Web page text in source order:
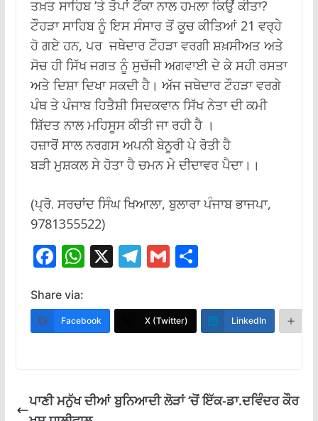
ਤਖ਼ਤ ਸਾਹਿਬ ’ਤੇ ਤੋਪਾਂ ਟੈਂਕਾ ਨਾਲ ਹਮਲਾ ਕਿਉਂ ਕੀਤਾ?
ਟੌਹੜਾ ਸਾਹਿਬ ਨੂੰ ਇਸ ਸੰਸਾਰ ਤੋਂ ਕੂਚ ਕੀਤਿਆਂ 21 ਵਰ੍ਹੇ
ਹੋ ਗਏ ਹਨ, ਪਰ ਜਥੇਦਾਰ ਟੌਹੜਾ ਵਰਗੀ ਸ਼ਖ਼ਸੀਅਤ ਅਤੇ
ਸੋਚ ਹੀ ਸਿੱਖ ਜਗਤ ਨੂੰ ਸੁਚੱਜੀ ਅਗਵਾਈ ਦੇ ਕੇ ਸਹੀ ਰਸਤਾ
ਅਤੇ ਦਿਸ਼ਾ ਦਿਖਾ ਸਕਦੀ ਹੈ। ਅੱਜ ਜਥੇਦਾਰ ਟੌਹੜਾ ਵਰਗੇ
ਪੰਥ ਤੇ ਪੰਜਾਬ ਹਿਤੈਸ਼ੀ ਸਿਦਕਵਾਨ ਸਿੱਖ ਨੇਤਾ ਦੀ ਕਮੀ
ਸ਼ਿੱਦਤ ਨਾਲ ਮਹਿਸੂਸ ਕੀਤੀ ਜਾ ਰਹੀ ਹੈ ।
ਹਜ਼ਾਰੋਂ ਸਾਲ ਨਰਗਸ ਅਪਨੀ ਬੇਨੂਰੀ ਪੇ ਰੋਤੀ ਹੈ
ਬੜੀ ਮੁਸ਼ਕਲ ਸੇ ਹੋਤਾ ਹੈ ਚਮਨ ਮੇ ਦੀਦਾਵਰ ਪੈਦਾ।।
(ਪ੍ਰੋ. ਸਰਚਾਂਦ ਸਿੰਘ ਖਿਆਲਾ, ਬੁਲਾਰਾ ਪੰਜਾਬ ਭਾਜਪਾ,
9781355522)
F
e
b
k
W
at
s
p
X T
e
gr
G
ai
l
S
ar
e
Share via:
Facebook X (Twitter) LinkedIn
ਪਾਣੀ ਮਨੁੱਖ ਦੀਆਂ ਬੁਨਿਆਦੀ ਲੋੜਾਂ ‘ਚੋਂ ਇੱਕ-ਡਾ.ਦਵਿੰਦਰ ਕੌਰ